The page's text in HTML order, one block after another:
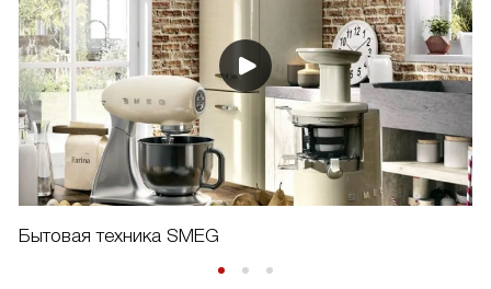
Бытовая техника SMEG